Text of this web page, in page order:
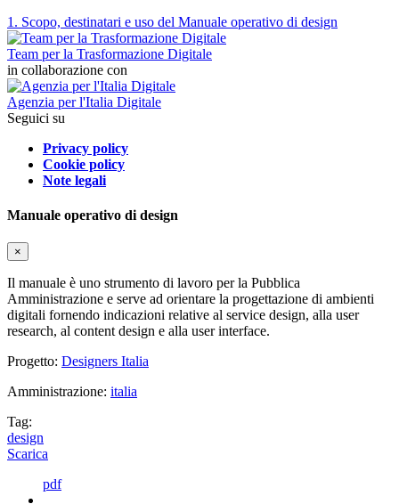
1. Scopo, destinatari e uso del Manuale operativo di design
Team per la Trasformazione Digitale
in collaborazione con
Agenzia per l'Italia Digitale
Seguici su
Privacy policy
Cookie policy
Note legali
Manuale operativo di design
×
Il manuale è uno strumento di lavoro per la Pubblica
Amministrazione e serve ad orientare la progettazione di ambienti
digitali fornendo indicazioni relative al service design, alla user
research, al content design e alla user interface.
Progetto: Designers Italia
Amministrazione: italia
Tag:
design
Scarica
pdf